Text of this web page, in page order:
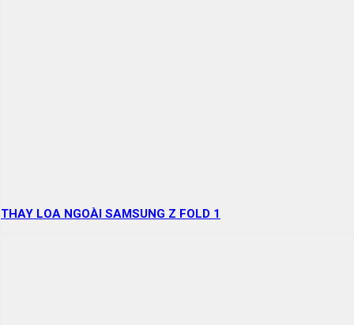
THAY LOA NGOÀI SAMSUNG Z FOLD 1